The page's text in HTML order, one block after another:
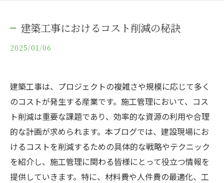
建築工事におけるコスト削減の秘訣
2025/01/06
建築工事は、プロジェクトの複雑さや規模に応じて多く
のコストが発生する産業です。施工管理において、コス
ト削減は重要な課題であり、効率的な資源の利用や合理
的な計画が求められます。本ブログでは、建設現場にお
けるコストを削減するための具体的な戦略やテクニック
を紹介し、施工管理に関わる皆様にとって役立つ情報を
提供していきます。特に、材料費や人件費の最適化、工